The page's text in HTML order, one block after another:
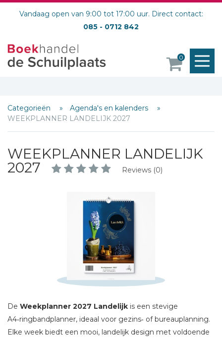
Vandaag open van 9:00 tot 17:00 uur. Direct contact:
085 - 0712 842
0
Categorieën
Agenda's en kalenders
WEEKPLANNER LANDELIJK 2027
WEEKPLANNER LANDELIJK
2027
Reviews (0)
De Weekplanner 2027 Landelijk is een stevige
A4‑ringbandplanner, ideaal voor gezins‑ of bureauplanning.
Elke week biedt een mooi, landelijk design met voldoende
Schrijf hieronder je review!